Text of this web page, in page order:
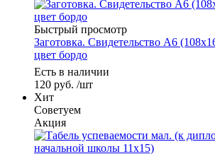
Быстрый просмотр
Заготовка. Свидетельство А6
цвет бордо
Есть в наличии
120 руб. /шт
Хит
Советуем
Акция